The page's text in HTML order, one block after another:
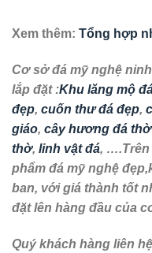
Xem thêm: Tổng hợp
Cơ sở đá mỹ nghệ
lắp đặt :Khu lăng mộ
đẹp, cuốn thư đá đẹp,
giáo, cây hương đá
thờ, linh vật đá, ….Trên
phẩm đá mỹ nghệ
ban, với giá thành tốt
đặt lên hàng đầu của
Quý khách hàng liên